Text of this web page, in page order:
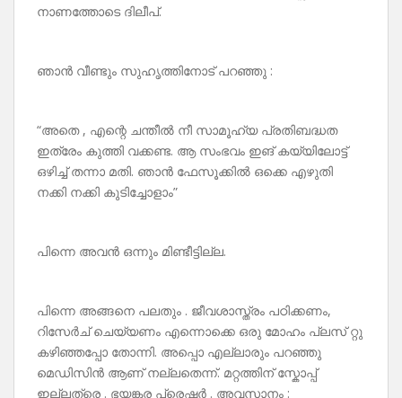
നാണത്തോടെ ദിലീപ്.
ഞാൻ വീണ്ടും സുഹൃത്തിനോട് പറഞ്ഞു :
“അതെ , എന്റെ ചന്തീൽ നീ സാമൂഹ്യ പ്രതിബദ്ധത
ഇത്രേം കുത്തി വക്കണ്ട. ആ സംഭവം ഇങ് കയ്യിലോട്ട്
ഒഴിച്ച് തന്നാ മതി. ഞാൻ ഫേസൂക്കിൽ ഒക്കെ എഴുതി
നക്കി നക്കി കുടിച്ചോളാം”
പിന്നെ അവൻ ഒന്നും മിണ്ടീട്ടില്ല.
പിന്നെ അങ്ങനെ പലതും . ജീവശാസ്ത്രം പഠിക്കണം,
റിസേർച് ചെയ്യണം എന്നൊക്കെ ഒരു മോഹം പ്ലസ് റ്റു
കഴിഞ്ഞപ്പോ തോന്നി. അപ്പൊ എല്ലാരും പറഞ്ഞു
മെഡിസിൻ ആണ് നല്ലതെന്ന്. മറ്റത്തിന് സ്കോപ്പ്
ഇല്ലത്രെ . ഭയങ്കര പ്രെഷർ . അവസാനം :